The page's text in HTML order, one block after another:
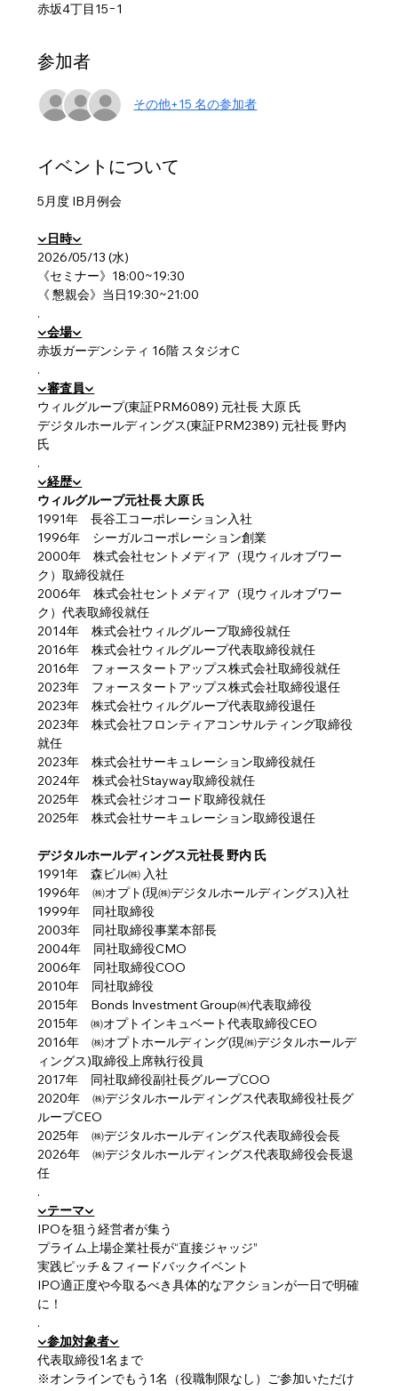
赤坂4丁目15−1
参加者
その他+15 名の参加者
イベントについて
5月度 IB月例会
▼日時▼
2026/05/13 (水)
《セミナー》18:00~19:30
《 懇親会》当日19:30~21:00
.
▼会場▼
赤坂ガーデンシティ 16階 スタジオC
.
▼審査員▼
ウィルグループ(東証PRM6089) 元社長 大原 氏
デジタルホールディングス(東証PRM2389) 元社長 野内
氏
.
▼経歴▼
ウィルグループ元社長 大原 氏
1991年　長谷工コーポレーション入社
1996年　シーガルコーポレーション創業
2000年　株式会社セントメディア（現ウィルオブワー
ク）取締役就任
2006年　株式会社セントメディア（現ウィルオブワー
ク）代表取締役就任
2014年　株式会社ウィルグループ取締役就任
2016年　株式会社ウィルグループ代表取締役就任
2016年　フォースタートアップス株式会社取締役就任
2023年　フォースタートアップス株式会社取締役退任
2023年　株式会社ウィルグループ代表取締役退任
2023年　株式会社フロンティアコンサルティング取締役
就任
2023年　株式会社サーキュレーション取締役就任
2024年　株式会社Stayway取締役就任
2025年　株式会社ジオコード取締役就任
2025年　株式会社サーキュレーション取締役退任
デジタルホールディングス元社長 野内 氏
1991年　森ビル㈱ 入社
1996年　㈱オプト(現㈱デジタルホールディングス)入社
1999年　同社取締役
2003年　同社取締役事業本部長
2004年　同社取締役CMO
2006年　同社取締役COO
2010年　同社取締役
2015年　Bonds Investment Group㈱代表取締役
2015年　㈱オプトインキュベート代表取締役CEO
2016年　㈱オプトホールディング(現㈱デジタルホールデ
ィングス)取締役上席執行役員
2017年　同社取締役副社長グループCOO
2020年　㈱デジタルホールディングス代表取締役社長グ
ループCEO
2025年　㈱デジタルホールディングス代表取締役会長
2026年　㈱デジタルホールディングス代表取締役会長退
任
.
▼テーマ▼
IPOを狙う経営者が集う
プライム上場企業社長が“直接ジャッジ”
実践ピッチ＆フィードバックイベント
IPO適正度や今取るべき具体的なアクションが一日で明確
に！
.
▼参加対象者▼
代表取締役1名まで
※オンラインでもう1名（役職制限なし）ご参加いただけ